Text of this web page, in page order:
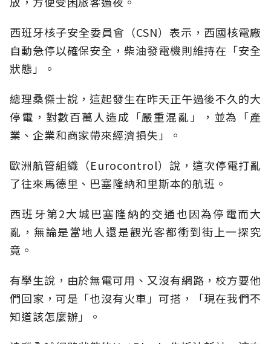
西班牙核子安全委員會（CSN）表示，西國核電廠
自動急停以確保安全，柴油發電機則維持在「安全
狀態」。
總理桑傑士說，這起發生在昨天正午過後不久的大
停電，對數百萬人造成「嚴重混亂」，並為「產
業、企業和商家帶來經濟損失」。
歐洲航管組織（Eurocontrol）說，這次停電打亂
了往來馬德里、巴塞隆納和里斯本的航班。
西班牙第2大城巴塞隆納的交通也因為停電而大
亂，無論是當地人還是觀光客都衝到街上一探究
竟。
有學生說，由於無電可用、又沒有網路，校方要他
們回家，可是「也沒有火車」可搭，「現在我們不
知道該怎麼辦」。